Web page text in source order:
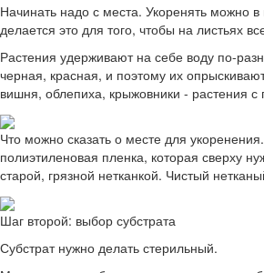
Начинать надо с места. Укоренять можно
делается это для того, чтобы на листьях
Растения удерживают на себе воду по-
черная, красная, и поэтому их
вишня, облепиха, крыжовники - растения с
Что можно сказать о месте для
полиэтиленовая пленка, которая сверху
старой, грязной нетканкой. Чистый
Шаг второй: выбор субстрата
Субстрат нужно делать стерильный.